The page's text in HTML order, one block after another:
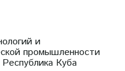
и
промышленности
Куба